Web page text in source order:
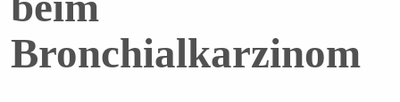
Bronchialkarzinom